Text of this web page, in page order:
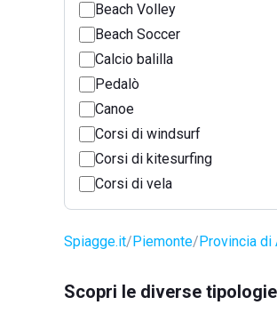
Beach Volley
Beach Soccer
Calcio balilla
Pedalò
Canoe
Corsi di windsurf
Corsi di kitesurfing
Corsi di vela
Spiagge.it Piemonte Provincia di
Scopri le diverse